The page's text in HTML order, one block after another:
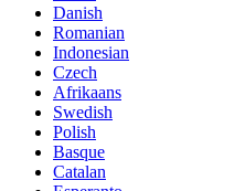
Danish
Romanian
Indonesian
Czech
Afrikaans
Swedish
Polish
Basque
Catalan